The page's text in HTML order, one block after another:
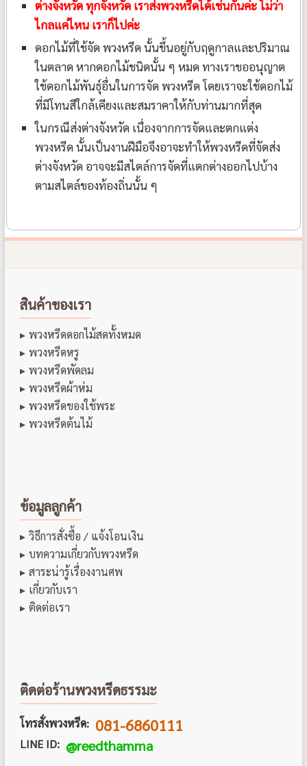
ต่างจังหวัด ทุกจังหวัด เราส่งพวงหรีดได้เช่นกันค่ะ ไม่ว่า
ไกลแค่ไหน เราก็ไปค่ะ
ดอกไม้ที่ใช้จัด พวงหรีด นั้นขึ้นอยู่กับฤดูกาลและปริมาณ
ในตลาด หากดอกไม้ชนิดนั้น ๆ หมด ทางเราขออนุญาต
ใช้ดอกไม้พันธุ์อื่นในการจัด พวงหรีด โดยเราจะใช้ดอกไม้
ที่มีโทนสีใกล้เคียงและสมราคาให้กับท่านมากที่สุด
ในกรณีส่งต่างจังหวัด เนื่องจากการจัดและตกแต่ง
พวงหรีด นั้นเป็นงานฝีมือจึงอาจะทำให้พวงหรีดที่จัดส่ง
ต่างจังหวัด อาจจะมีสไตล์การจัดที่แตกต่างออกไปบ้าง
ตามสไตล์ของท้องถิ่นนั้น ๆ
สินค้าของเรา
พวงหรีดดอกไม้สดทั้งหมด
พวงหรีดหรู
พวงหรีดพัดลม
พวงหรีดผ้าห่ม
พวงหรีดของใช้พระ
พวงหรีดต้นไม้
ข้อมูลลูกค้า
วิธีการสั่งซื้อ / แจ้งโอนเงิน
บทความเกี่ยวกับพวงหรีด
สาระน่ารู้เรื่องงานศพ
เกี่ยวกับเรา
ติดต่อเรา
ติดต่อร้านพวงหรีดธรรมะ
โทรสั่งพวงหรีด: 081-6860111
LINE ID: @reedthamma